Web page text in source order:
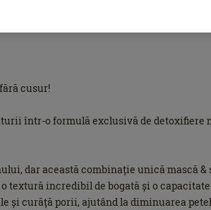
cusur!
într-o formulă exclusivă de
dar această combinație unică mască
incredibil de bogată și o
și curăță porii, ajutând la diminuarea